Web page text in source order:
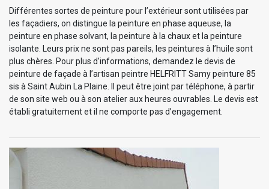
Différentes sortes de peinture pour l’extérieur sont utilisées par
les façadiers, on distingue la peinture en phase aqueuse, la
peinture en phase solvant, la peinture à la chaux et la peinture
isolante. Leurs prix ne sont pas pareils, les peintures à l’huile sont
plus chères. Pour plus d’informations, demandez le devis de
peinture de façade à l’artisan peintre HELFRITT Samy peinture 85
sis à Saint Aubin La Plaine. Il peut être joint par téléphone, à partir
de son site web ou à son atelier aux heures ouvrables. Le devis est
établi gratuitement et il ne comporte pas d’engagement.